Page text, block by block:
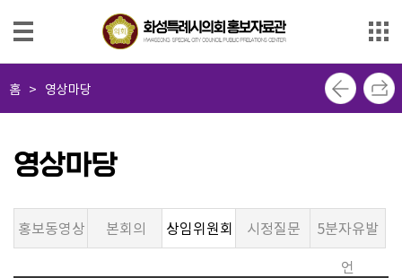
사
진
당
마
홈 > 영상마당
영상마당
홍보동영상 본회의 상임위원회 시정질문
5분자유발
언